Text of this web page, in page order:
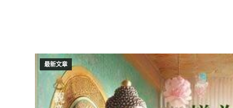
最新文章